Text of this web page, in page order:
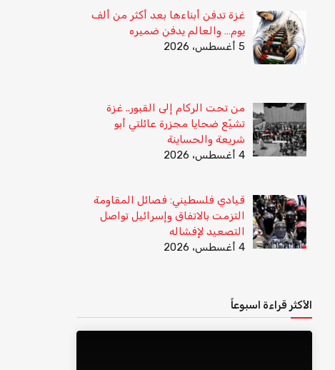
غزة تدفن أبناءها بعد أكثر من ألف
يوم… والعالم يدفن ضميره
5 أغسطس، 2026
من تحت الركام إلى القبور.. غزة
تشيّع ضحايا مجزرة عائلتي أبو
شريعة والحساينة
4 أغسطس، 2026
قيادي فلسطيني: فصائل المقاومة
التزمت بالاتفاق وإسرائيل تواصل
التصعيد لإفشاله
4 أغسطس، 2026
الأكثر قراءة اسبوعاً